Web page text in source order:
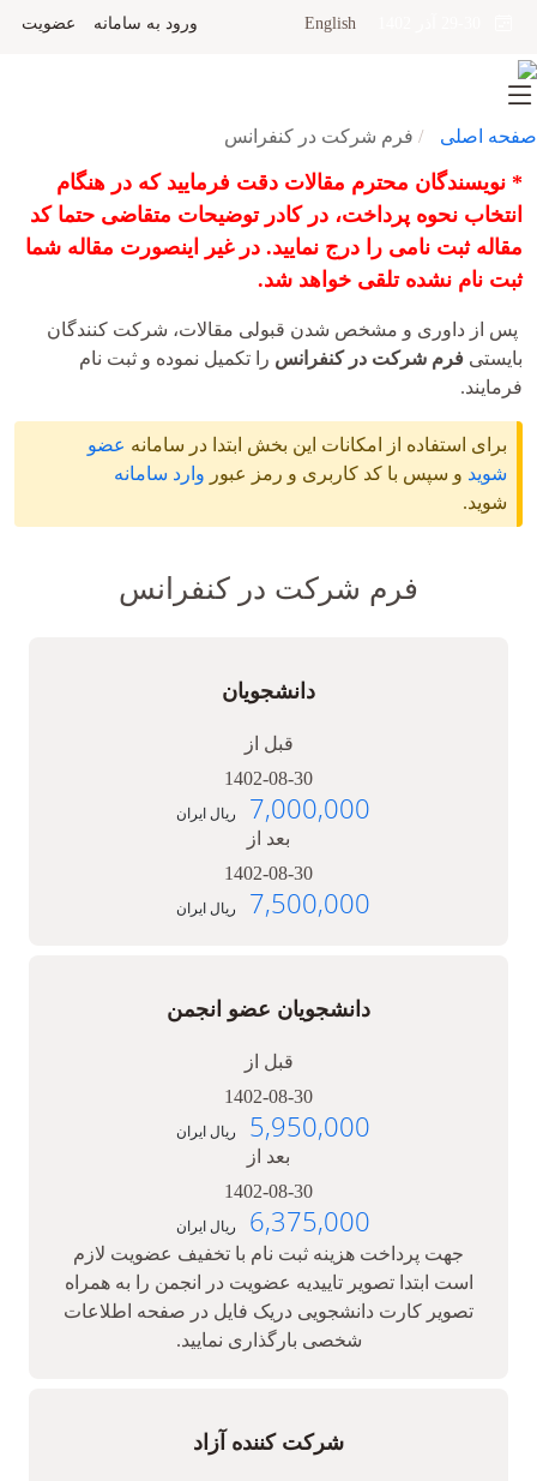
English ورود به سامانه عضویت
صفحه اصلی فرم شرکت در کنفرانس
* نویسندگان محترم مقالات دقت فرمایید که در هنگام
انتخاب نحوه پرداخت، در کادر توضیحات متقاضی حتما کد
مقاله ثبت نامی را درج نمایید. در غیر اینصورت مقاله شما
ثبت نام نشده تلقی خواهد شد.
پس از داوری و مشخص شدن قبولی مقالات، شرکت کنندگان
بایستی فرم شرکت در کنفرانس را تکمیل نموده و ثبت نام
فرمایند.
برای استفاده از امکانات این بخش ابتدا در سامانه عضو
شوید و سپس با کد کاربری و رمز عبور وارد سامانه
شوید.
فرم شرکت در کنفرانس
دانشجویان
قبل از
1402-08-30
7,000,000 ریال ایران
بعد از
1402-08-30
7,500,000 ریال ایران
دانشجویان عضو انجمن
قبل از
1402-08-30
5,950,000 ریال ایران
بعد از
1402-08-30
6,375,000 ریال ایران
جهت پرداخت هزینه ثبت نام با تخفیف عضویت لازم
است ابتدا تصویر تاییدیه عضویت در انجمن را به همراه
تصویر کارت دانشجویی دریک فایل در صفحه اطلاعات
شخصی بارگذاری نمایید.
شرکت کننده آزاد